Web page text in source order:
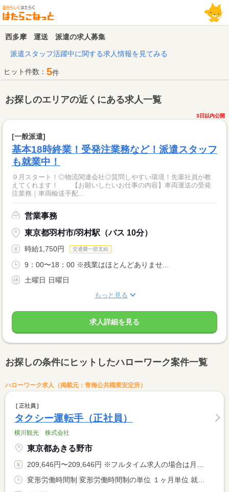
西多摩 運送 派遣の求人募集
派遣スタッフ活躍中に関する求人情報を見てみる
ヒット件数： 5件
お探しのエリアの近くにある求人一覧
3日以内公開
[一般派遣]
基本18時終業！受発注業務など！派遣スタッフ
も就業中！
９月スタート！◎物流関連会社◎質問しやすい環境！先輩社員が教
えてくれます！ 【お願いしたいお仕事の内容】車両運送の受発
注業務｜車両輸送手配...
営業事務
東京都羽村市/羽村駅（バス 10分）
時給1,750円 交通費一部支給
9：00〜18：00 ※残業はほとんどありませ...
土曜日 日曜日
もっと見る
求人詳細を見る
お探しの条件にヒットしたハローワーク案件一覧
ハローワーク求人（掲載元：青梅公共職業安定所）
正社員
タクシー運転手（正社員）
横川観光 株式会社
東京都あきる野市
209,646円〜209,646円 ※フルタイム求人の場合は月額（換算額）、パート求人の場合は時間額を表示しています。
変形労働時間制 変形労働時間制の単位 １ヶ月単位 就業時間１ 8時30分〜1時45分 就業時間２ 7時00分〜0時15分 就業時間３ 5時30分〜22時45分 就業時間に関する特記事項 交替制（時期によって時間外が発生する場合があります） <BR> １勤務の実働：１４時間１５分（２日分）